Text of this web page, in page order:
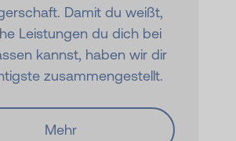
Damit du weißt,
Leistungen du dich bei
kannst, haben wir dir
zusammengestellt.
Mehr